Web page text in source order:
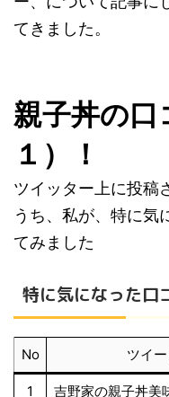
てきました。
親子丼の口
１）！
ツイッター上に投稿
うち、私が、特に気
てみました
特に気になった口
No ツイ
1 吉野家の親子丼美